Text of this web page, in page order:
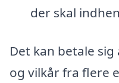
der skal
Det kan betale
og vilkår fra flere